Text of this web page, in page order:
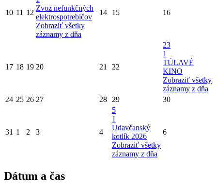
10 11 12
Zvoz nefunkčných
elektrospotrebičov
Zobraziť všetky
záznamy z dňa
14 15 16
17 18 19 20 21 22
23
1
TÚLAVÉ
KINO
Zobraziť všetky
záznamy z dňa
24 25 26 27 28 29 30
31 1 2 3 4
5
1
Udavčanský
kotlík 2026
Zobraziť všetky
záznamy z dňa
6
Dátum a čas